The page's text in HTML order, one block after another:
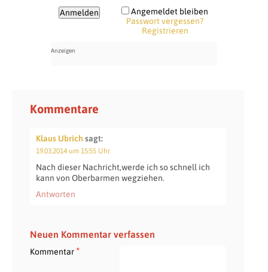
Angemeldet bleiben
Passwort vergessen?
Registrieren
Kommentare
Klaus Ubrich sagt:
19.03.2014 um 15:55 Uhr
Nach dieser Nachricht,werde ich so schnell ich
kann von Oberbarmen wegziehen.
Antworten
Neuen Kommentar verfassen
Kommentar*